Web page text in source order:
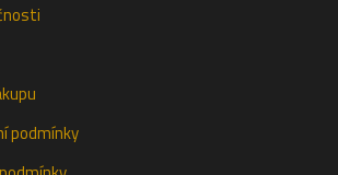
podmínky